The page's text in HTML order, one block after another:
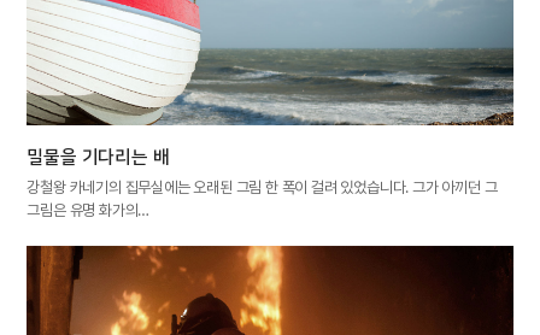
밀물을 기다리는 배
강철왕 카네기의 집무실에는 오래된 그림 한 폭이 걸려 있었습니다. 그가 아끼던 그
그림은 유명 화가의…